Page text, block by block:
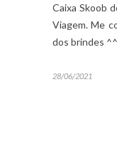
Caixa Skoob
Viagem. Me
dos brindes
28/06/2021